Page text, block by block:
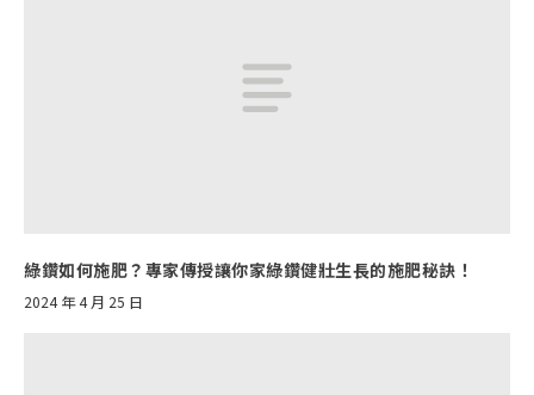
綠鑽如何施肥？專家傳授讓你家綠鑽健壯生長的施肥秘訣！
2024 年 4 月 25 日